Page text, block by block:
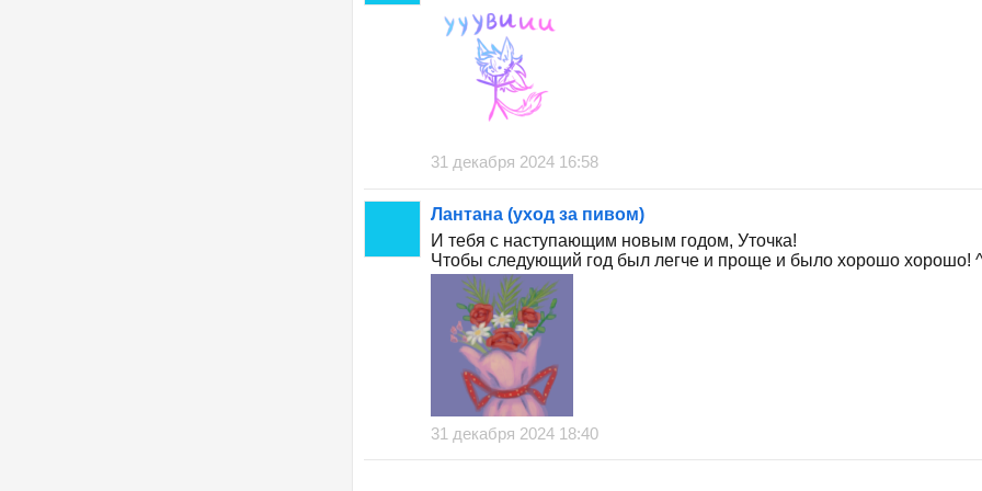
31 декабря 2024 16:58
Лантана (уход за пивом)
И тебя с наступающим новым годом, Уточка!
Чтобы следующий год был легче и проще и было хорошо хорошо!
31 декабря 2024 18:40